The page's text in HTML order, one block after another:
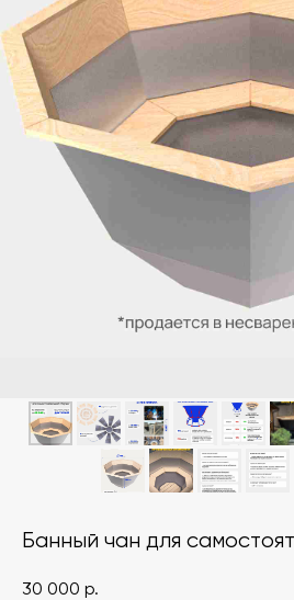
Банный чан для
30 000 р.